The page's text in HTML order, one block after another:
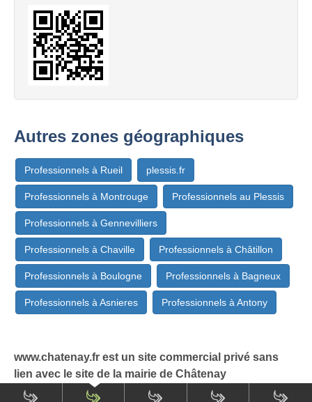
Autres zones géographiques
Professionnels à Rueil plessis.fr
Professionnels à Montrouge Professionnels au Plessis
Professionnels à Gennevilliers
Professionnels à Chaville Professionnels à Châtillon
Professionnels à Boulogne Professionnels à Bagneux
Professionnels à Asnieres Professionnels à Antony
www.chatenay.fr est un site commercial privé sans
lien avec le site de la mairie de Châtenay